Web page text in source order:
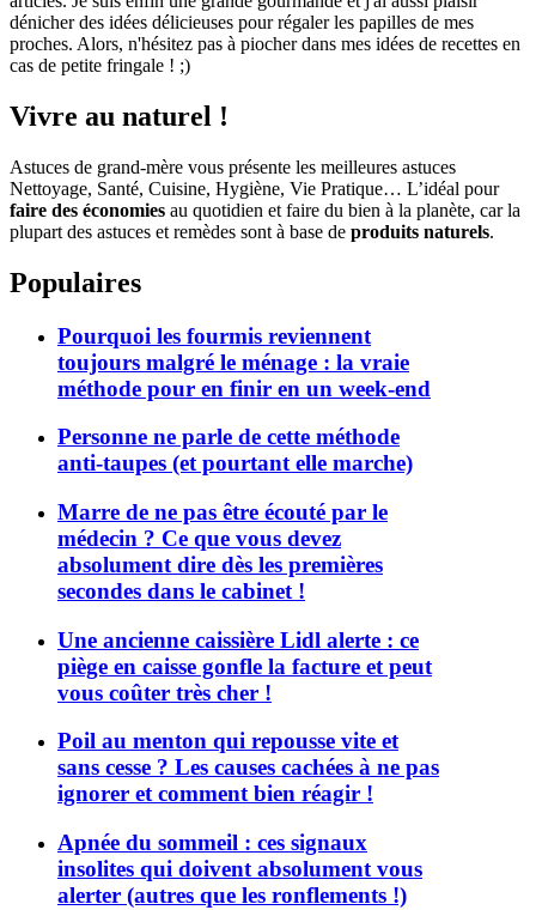
dénicher des idées délicieuses pour régaler les papilles de mes
proches. Alors, n'hésitez pas à piocher dans mes idées de recettes en
cas de petite fringale ! ;)
Vivre au naturel !
Astuces de grand-mère vous présente les meilleures astuces
Nettoyage, Santé, Cuisine, Hygiène, Vie Pratique… L’idéal pour
faire des économies au quotidien et faire du bien à la planète, car la
plupart des astuces et remèdes sont à base de produits naturels.
Populaires
Pourquoi les fourmis reviennent
toujours malgré le ménage : la vraie
méthode pour en finir en un week-end
Personne ne parle de cette méthode
anti-taupes (et pourtant elle marche)
Marre de ne pas être écouté par le
médecin ? Ce que vous devez
absolument dire dès les premières
secondes dans le cabinet !
Une ancienne caissière Lidl alerte : ce
piège en caisse gonfle la facture et peut
vous coûter très cher !
Poil au menton qui repousse vite et
sans cesse ? Les causes cachées à ne pas
ignorer et comment bien réagir !
Apnée du sommeil : ces signaux
insolites qui doivent absolument vous
alerter (autres que les ronflements !)